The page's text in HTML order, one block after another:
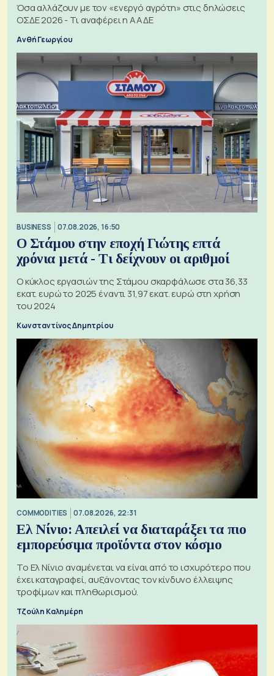
Όσα αλλάζουν με τον «ενεργό αγρότη» στις δηλώσεις
ΟΣΔΕ 2026 - Τι αναφέρει η ΑΑΔΕ
Ανθή Γεωργίου
BUSINESS 07.08.2026, 16:50
Ο Στάμου στην εποχή Γιώτης επτά
χρόνια μετά - Τι δείχνουν οι αριθμοί
Ο κύκλος εργασιών της Στάμου σκαρφάλωσε στα 36,33
εκατ. ευρώ το 2025 έναντι 31,97 εκατ. ευρώ στη χρήση
του 2024
Κωνσταντίνος Δημητρίου
COMMODITIES 07.08.2026, 22:31
Ελ Νίνιο: Απειλεί να διαταράξει τα πιο
εμπορεύσιμα προϊόντα στον κόσμο
Το Ελ Νίνιο αναμένεται να είναι από το ισχυρότερο που
έχει καταγραφεί, αυξάνοντας τον κίνδυνο έλλειψης
τροφίμων και πληθωρισμού.
Τζούλη Καλημέρη